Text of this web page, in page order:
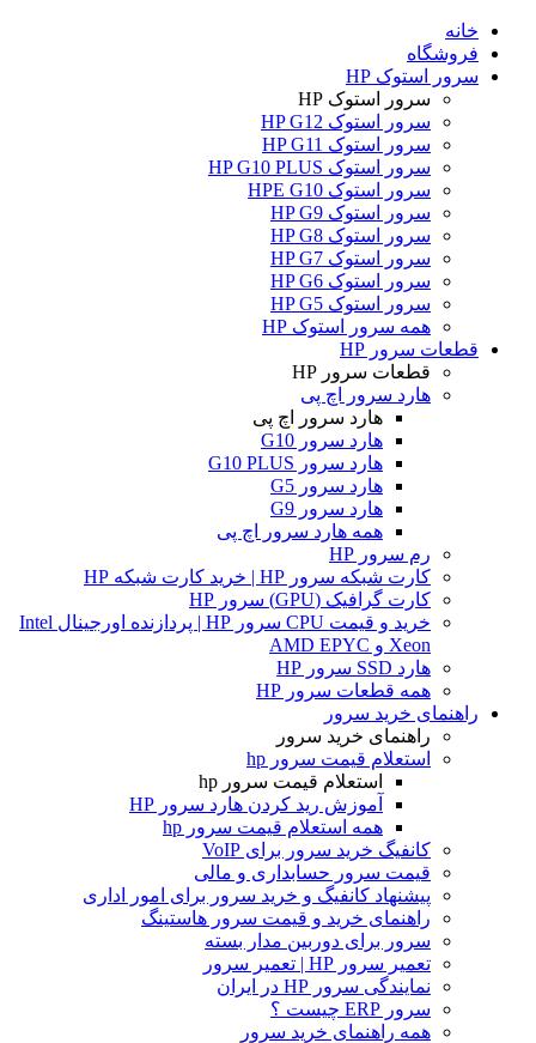
خانه
فروشگاه
سرور استوک HP
سرور استوک HP
سرور استوک HP G12
سرور استوک HP G11
سرور استوک HP G10 PLUS
سرور استوک HPE G10
سرور استوک HP G9
سرور استوک HP G8
سرور استوک HP G7
سرور استوک HP G6
سرور استوک HP G5
همه سرور استوک HP
قطعات سرور HP
قطعات سرور HP
هارد سرور اچ پی
هارد سرور اچ پی
هارد سرور G10
هارد سرور G10 PLUS
هارد سرور G5
هارد سرور G9
همه هارد سرور اچ پی
رم سرور HP
کارت شبکه سرور HP | خرید کارت شبکه HP
کارت گرافیک (GPU) سرور HP
خرید و قیمت CPU سرور HP | پردازنده اورجینال Intel
Xeon و AMD EPYC
هارد SSD سرور HP
همه قطعات سرور HP
راهنمای خرید سرور
راهنمای خرید سرور
استعلام قیمت سرور hp
استعلام قیمت سرور hp
آموزش ريد كردن هارد سرور HP
همه استعلام قیمت سرور hp
کانفیگ خرید سرور برای VoIP
قیمت سرور حسابداری و مالی
پیشنهاد کانفیگ و خرید سرور برای امور اداری
راهنمای خرید و قیمت سرور هاستینگ
سرور برای دوربین مدار بسته
تعمیر سرور HP | تعمیر سرور
نمایندگی سرور HP در ایران
سرور ERP چیست ؟
همه راهنمای خرید سرور